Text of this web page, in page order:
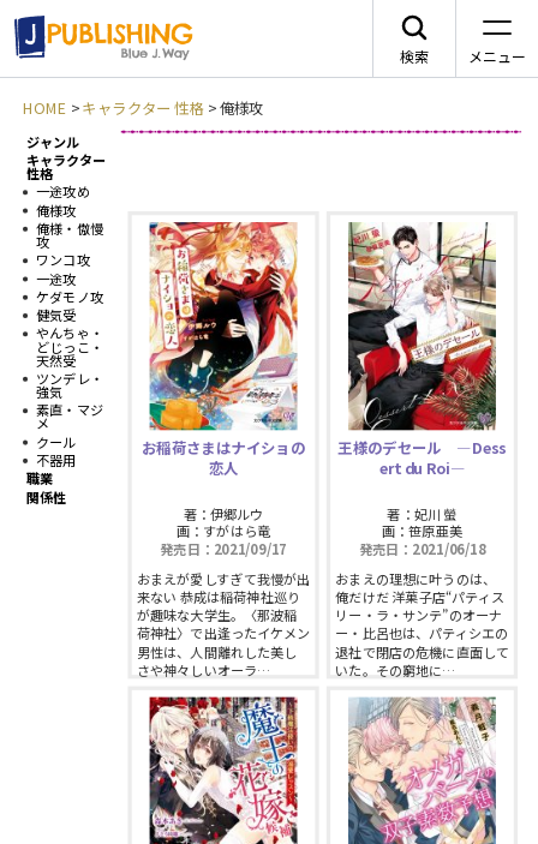
検索 メニュー
JA
レーベルから探す
arca comics
G-Lish
カクテルキス文庫
スフレコミックス
ロイヤルキス＆チュールキス
ピュールコミックス
ジャンルから探す
BLコミック
TLコミック
全作品ジャンル一覧へ
メニュー
ニュース
PurComics募集情報
HOME >キャラクター 性格>俺様攻
ジャンル
キャラクター
性格
一途攻め
俺様攻
俺様・傲慢
攻
ワンコ攻
一途攻
ケダモノ攻
健気受
やんちゃ・
どじっこ・
天然受
ツンデレ・
強気
素直・マジ
メ
クール
不器用
職業
関係性
お稲荷さまはナイショの
恋人
著：伊郷ルウ
画：すがはら竜
発売日：2021/09/17
おまえが愛しすぎて我慢が出
来ない 恭成は稲荷神社巡り
が趣味な大学生。〈那波稲
荷神社〉で出逢ったイケメン
男性は、人間離れした美し
さや神々しいオーラ…
王様のデセール —Dess
ert du Roi—
著：妃川 螢
画：笹原亜美
発売日：2021/06/18
おまえの理想に叶うのは、
俺だけだ 洋菓子店“パティス
リー・ラ・サンテ”のオーナ
ー・比呂也は、パティシエの
退社で閉店の危機に直面して
いた。その窮地に…